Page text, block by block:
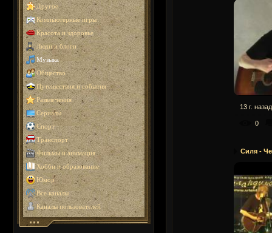
Другое
Компьютерные игры
Красота и здоровье
Люди и блоги
Музыка
Общество
Путешествия и события
Развлечения
Сериалы
Спорт
Транспорт
Фильмы и анимация
Хобби и образование
Юмор
Все каналы
Каналы пользователей
13 г. назад
0
Силя -